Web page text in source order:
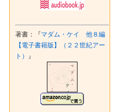
著書：『マダム・ケイ 他８編
【電子書籍版】（２２世紀アー
ト）
』